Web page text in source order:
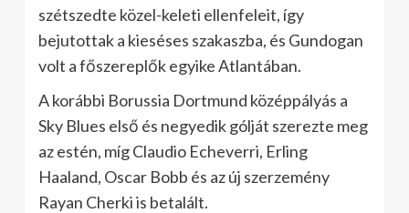
szétszedte közel-keleti ellenfeleit, így
bejutottak a kieséses szakaszba, és Gundogan
volt a főszereplők egyike Atlantában.
A korábbi Borussia Dortmund középpályás a
Sky Blues első és negyedik gólját szerezte meg
az estén, míg Claudio Echeverri, Erling
Haaland, Oscar Bobb és az új szerzemény
Rayan Cherki is betalált.